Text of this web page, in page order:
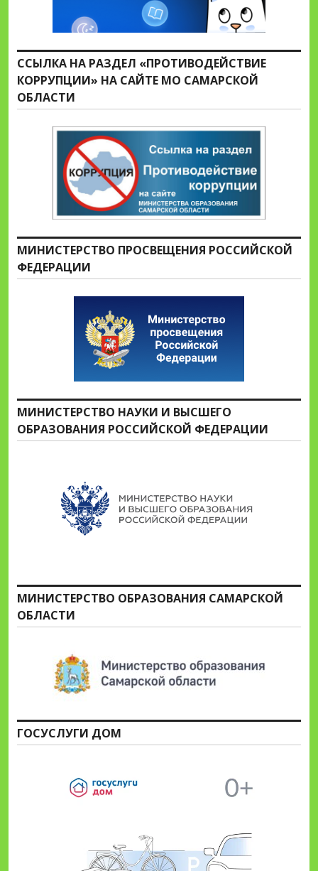
ССЫЛКА НА РАЗДЕЛ «ПРОТИВОДЕЙСТВИЕ
КОРРУПЦИИ» НА САЙТЕ МО САМАРСКОЙ
ОБЛАСТИ
МИНИСТЕРСТВО ПРОСВЕЩЕНИЯ РОССИЙСКОЙ
ФЕДЕРАЦИИ
МИНИСТЕРСТВО НАУКИ И ВЫСШЕГО
ОБРАЗОВАНИЯ РОССИЙСКОЙ ФЕДЕРАЦИИ
МИНИСТЕРСТВО ОБРАЗОВАНИЯ САМАРСКОЙ
ОБЛАСТИ
ГОСУСЛУГИ ДОМ